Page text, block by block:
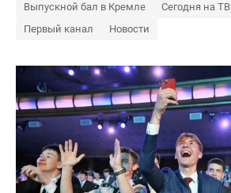
Выпускной бал в Кремле
Сегодня на ТВ
Первый канал
Новости